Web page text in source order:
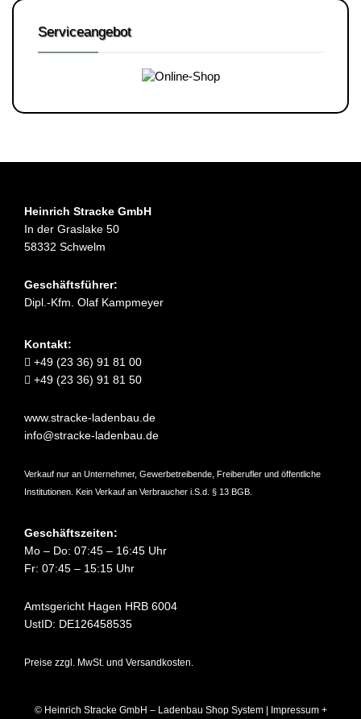
Serviceangebot
Heinrich Stracke GmbH
In der Graslake 50
58332 Schwelm
Geschäftsführer:
Dipl.-Kfm. Olaf Kampmeyer
Kontakt:
+49 (23 36) 91 81 00
+49 (23 36) 91 81 50
www.stracke-ladenbau.de
info@stracke-ladenbau.de
Verkauf nur an Unternehmer, Gewerbetreibende, Freiberufler und öffentliche
Institutionen. Kein Verkauf an Verbraucher i.S.d. § 13 BGB.
Geschäftszeiten:
Mo – Do: 07:45 – 16:45 Uhr
Fr: 07:45 – 15:15 Uhr
Amtsgericht Hagen HRB 6004
UstID: DE126458535
Preise zzgl. MwSt. und Versandkosten.
© Heinrich Stracke GmbH – Ladenbau Shop System | Impressum +